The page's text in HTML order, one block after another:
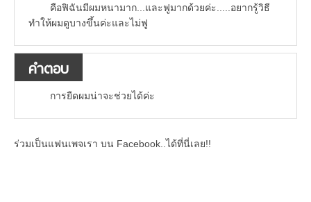
คือฟิฉันมีผมหนามาก...และฟูมากด้วยค่ะ.....อยากรู้วิธี
ทำให้ผมดูบางขึ้นค่ะและไม่ฟู
คำตอบ
การยืดผมน่าจะช่วยได้ค่ะ
ร่วมเป็นแฟนเพจเรา บน Facebook..ได้ที่นี่เลย!!